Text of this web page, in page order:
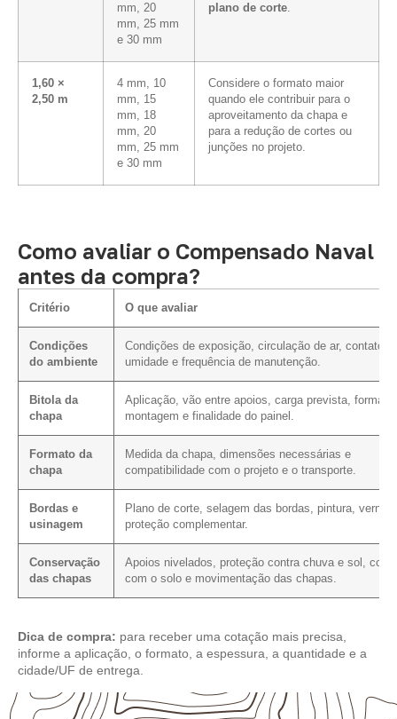
mm, 20
mm, 25 mm
e 30 mm
plano de corte.
1,60 ×
2,50 m
4 mm, 10
mm, 15
mm, 18
mm, 20
mm, 25 mm
e 30 mm
Considere o formato maior
quando ele contribuir para o
aproveitamento da chapa e
para a redução de cortes ou
junções no projeto.
Como avaliar o Compensado Naval
antes da compra?
Critério O que avaliar
Condições
do ambiente
Condições de exposição, circulação de ar, contato
umidade e frequência de manutenção.
Bitola da
chapa
Aplicação, vão entre apoios, carga prevista, forma
montagem e finalidade do painel.
Formato da
chapa
Medida da chapa, dimensões necessárias e
compatibilidade com o projeto e o transporte.
Bordas e
usinagem
Plano de corte, selagem das bordas, pintura, verniz
proteção complementar.
Conservação
das chapas
Apoios nivelados, proteção contra chuva e sol,
com o solo e movimentação das chapas.
Dica de compra: para receber uma cotação mais precisa,
informe a aplicação, o formato, a espessura, a quantidade e a
cidade/UF de entrega.